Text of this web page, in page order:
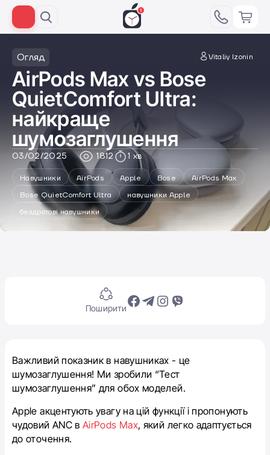
Огляд Vitaliy Izonin
AirPods Max vs Bose
QuietComfort Ultra:
найкраще
шумозаглушення
03/02/2025 1812 1 хв
Навушники AirPods Apple Bose
AirPods Max
Bose QuietComfort Ultra
навушники Apple
бездротові навушники
Поширити
Важливий показник в навушниках - це
шумозаглушення! Ми зробили “Тест
шумозаглушення” для обох моделей.
Apple акцентують увагу на цій функції і пропонують
чудовий ANC вAirPods Max, який легко адаптується
до оточення.